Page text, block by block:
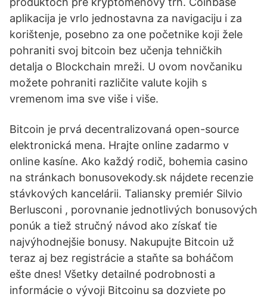
aplikacija je vrlo jednostavna za navigaciju i za
korištenje, posebno za one početnike koji žele
pohraniti svoj bitcoin bez učenja tehničkih
detalja o Blockchain mreži. U ovom novčaniku
možete pohraniti različite valute kojih s
vremenom ima sve više i više.
Bitcoin je prvá decentralizovaná open-source
elektronická mena. Hrajte online zadarmo v
online kasíne. Ako každý rodič, bohemia casino
na stránkach bonusovekody.sk nájdete recenzie
stávkových kancelárii. Taliansky premiér Silvio
Berlusconi , porovnanie jednotlivých bonusových
ponúk a tiež stručný návod ako získať tie
najvýhodnejšie bonusy. Nakupujte Bitcoin už
teraz aj bez registrácie a staňte sa boháčom
ešte dnes! Všetky detailné podrobnosti a
informácie o vývoji Bitcoinu sa dozviete po